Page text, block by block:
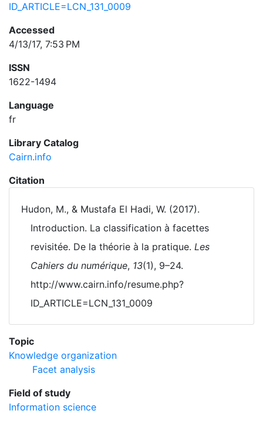
ID_ARTICLE=LCN_131_0009
Accessed
4/13/17, 7:53 PM
ISSN
1622-1494
Language
fr
Library Catalog
Cairn.info
Citation
Hudon, M., & Mustafa El Hadi, W. (2017).
Introduction. La classification à facettes
revisitée. De la théorie à la pratique. Les
Cahiers du numérique, 13(1), 9–24.
http://www.cairn.info/resume.php?
ID_ARTICLE=LCN_131_0009
Topic
Knowledge organization
Facet analysis
Field of study
Information science